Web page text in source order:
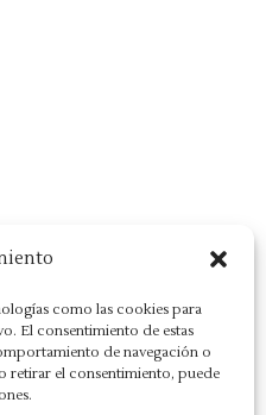
como las cookies para
El consentimiento de estas
de navegación o
retirar el consentimiento, puede